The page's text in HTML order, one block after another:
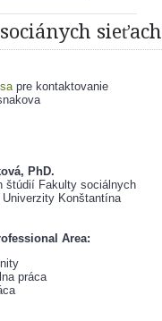
sieťach
pre kontaktovanie
PhD.
štúdií Fakulty sociálnych
Konštantína
Area:
práca